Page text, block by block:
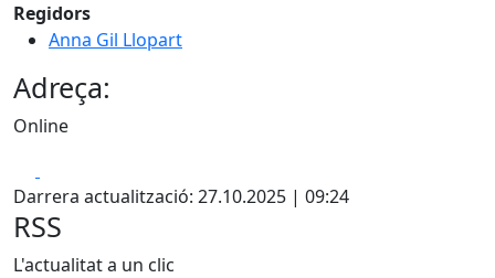
Regidors
Anna Gil Llopart
Adreça:
Online
Darrera actualització: 27.10.2025 | 09:24
RSS
L'actualitat a un clic